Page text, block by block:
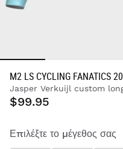
M2 LS CYCLING FANATICS
Jasper Verkuijl custom
$99.95
Επιλέξτε το μέγεθος σας